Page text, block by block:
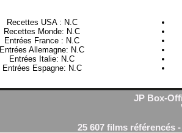
Recettes USA : N.C
Recettes Monde: N.C
Entrées France : N.C
Entrées Allemagne: N.C
Entrées Italie: N.C
Entrées Espagne: N.C
JP Box-
25 607 films référencés